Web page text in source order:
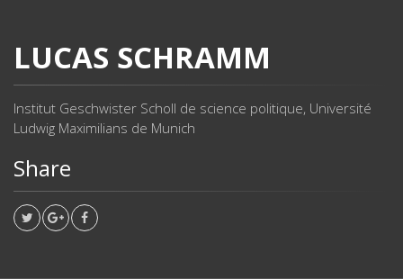
LUCAS SCHRAMM
Institut Geschwister Scholl de science politique, Université
Ludwig Maximilians de Munich
Share